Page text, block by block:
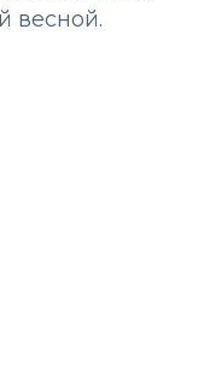
весной.